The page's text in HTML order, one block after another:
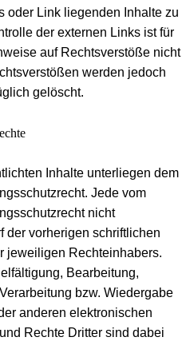
oder Link liegenden Inhalte zu
der externen Links ist für
auf Rechtsverstöße nicht
werden jedoch
gelöscht.
Inhalte unterliegen dem
Jede vom
nicht
der vorherigen schriftlichen
jeweiligen Rechteinhabers.
Bearbeitung,
bzw. Wiedergabe
anderen elektronischen
Rechte Dritter sind dabei